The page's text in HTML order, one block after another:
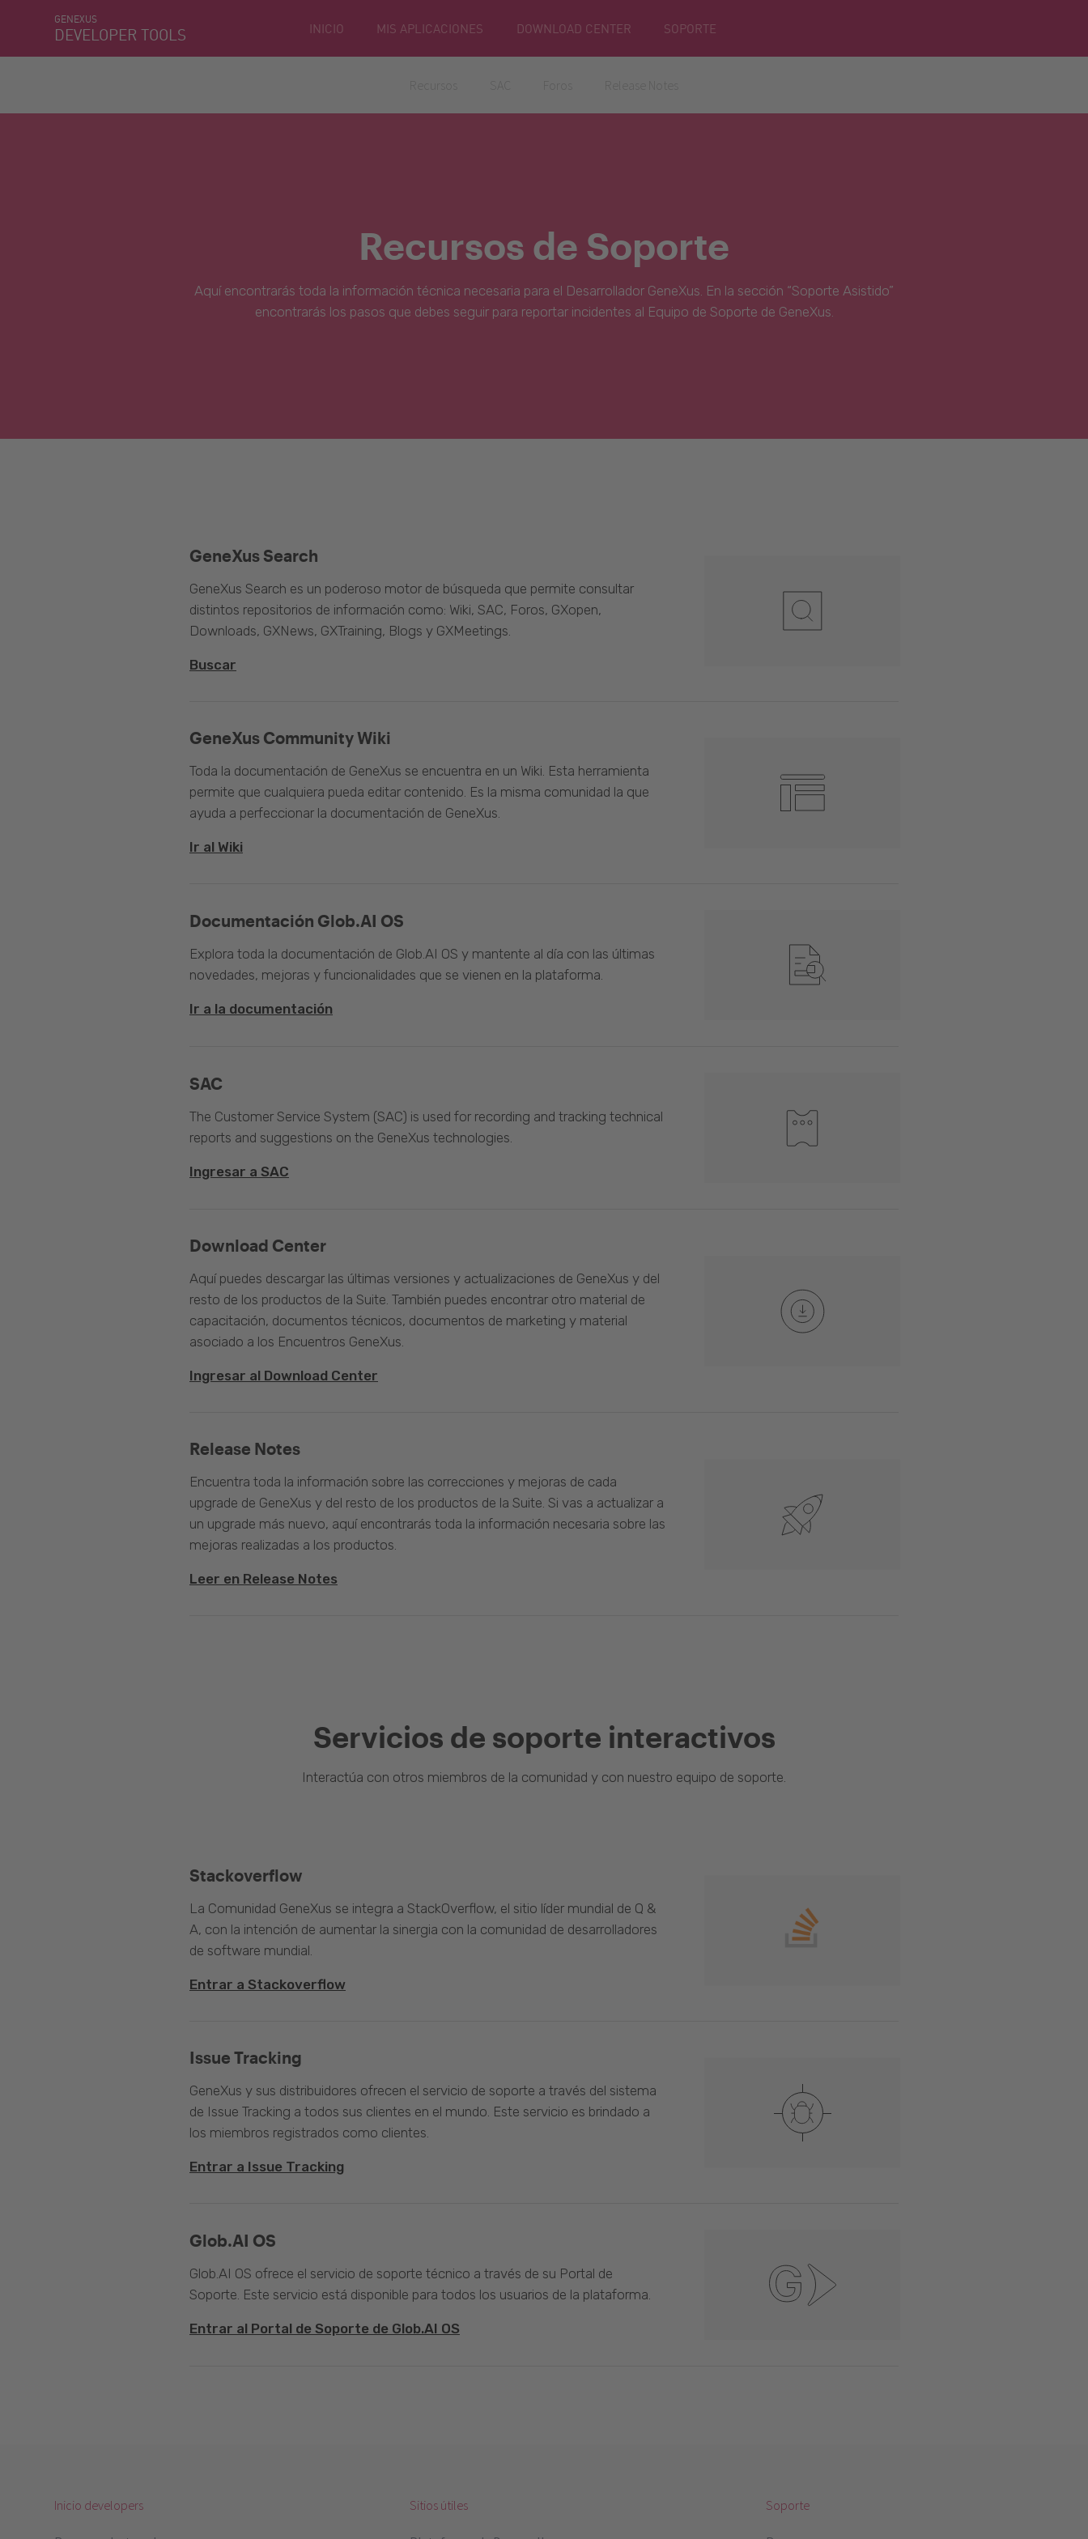
GENEXUS
DEVELOPER TOOLS INICIO MIS APLICACIONES DOWNLOAD CENTER SOPORTE
Recursos de Soporte
Aquí encontrarás toda la información técnica necesaria para el Desarrollador GeneXus. En la sección “Soporte Asistido”
encontrarás los pasos que debes seguir para reportar incidentes al Equipo de Soporte de GeneXus.
GeneXus Community Wiki
Toda la documentación de GeneXus se encuentra en un Wiki. Esta herramienta
permite que cualquiera pueda editar contenido. Es la misma comunidad la que
ayuda a perfeccionar la documentación de GeneXus.
Ir al Wiki
GeneXus Search
GeneXus Search es un poderoso motor de búsqueda que permite consultar
distintos repositorios de información como: Wiki, SAC, Foros, GXopen,
Downloads, GXNews, GXTraining, Blogs y GXMeetings.
Buscar
Documentación Glob.AI OS
Explora toda la documentación de Glob.AI OS y mantente al día con las últimas
novedades, mejoras y funcionalidades que se vienen en la plataforma.
Ir a la documentación
SAC
The Customer Service System (SAC) is used for recording and tracking technical
reports and suggestions on the GeneXus technologies.
Ingresar a SAC
Download Center
Aquí puedes descargar las últimas versiones y actualizaciones de GeneXus y del
resto de los productos de la Suite. También puedes encontrar otro material de
capacitación, documentos técnicos, documentos de marketing y material
asociado a los Encuentros GeneXus.
Ingresar al Download Center
Release Notes
Encuentra toda la información sobre las correcciones y mejoras de cada
upgrade de GeneXus y del resto de los productos de la Suite. Si vas a actualizar a
un upgrade más nuevo, aquí encontrarás toda la información necesaria sobre las
mejoras realizadas a los productos.
Leer en Release Notes
Servicios de soporte interactivos
Interactúa con otros miembros de la comunidad y con nuestro equipo de soporte.
Stackoverflow
La Comunidad GeneXus se integra a StackOverflow, el sitio líder mundial de Q &
A, con la intención de aumentar la sinergia con la comunidad de desarrolladores
de software mundial.
Entrar a Stackoverflow
Issue Tracking
GeneXus y sus distribuidores ofrecen el servicio de soporte a través del sistema
de Issue Tracking a todos sus clientes en el mundo. Este servicio es brindado a
los miembros registrados como clientes.
Entrar a Issue Tracking
Glob.AI OS
Glob.AI OS ofrece el servicio de soporte técnico a través de su Portal de
Soporte. Este servicio está disponible para todos los usuarios de la plataforma.
Entrar al Portal de Soporte de Glob.AI OS
Inicio developers Sitios útiles Soporte